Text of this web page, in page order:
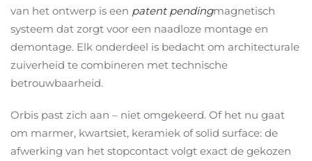
van het ontwerp is een patent pendingmagnetisch
systeem dat zorgt voor een naadloze montage en
demontage. Elk onderdeel is bedacht om architecturale
zuiverheid te combineren met technische
betrouwbaarheid.
Orbis past zich aan – niet omgekeerd. Of het nu gaat
om marmer, kwartsiet, keramiek of solid surface: de
afwerking van het stopcontact volgt exact de gekozen